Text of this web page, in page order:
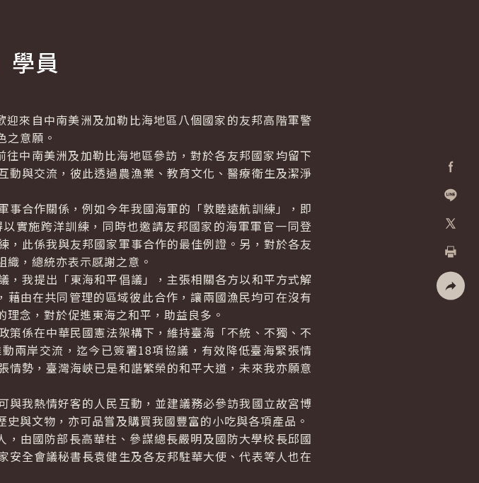
加入好
列印
學員
來自中南美洲及加勒比海地區八個國家的友邦高階軍警
之意願。
中南美洲及加勒比海地區參訪，對於各友邦國家均留下
與交流，彼此透過農漁業、教育文化、醫療衛生及潔淨
合作關係，例如今年我國海軍的「敦睦遠航訓練」，即
實施跨洋訓練，同時也邀請友邦國家的海軍軍官一同登
此係我與友邦國家軍事合作的最佳例證。另，對於各友
，總統亦表示感謝之意。
我提出「東海和平倡議」，主張相關各方以和平方式解
由在共同管理的區域彼此合作，讓兩國漁民均可在沒有
念，對於促進東海之和平，助益良多。
係在中華民國憲法架構下，維持臺海「不統、不獨、不
兩岸交流，迄今已簽署18項協議，有效降低臺海緊張情
勢，臺灣海峽已是和諧繁榮的和平大道，未來我亦願意
我熱情好客的人民互動，並建議務必參訪我國立故宮博
與文物，亦可品嘗及購買我國豐富的小吃與各項產品。
由國防部長高華柱、參謀總長嚴明及國防大學校長邱國
全會議秘書長袁健生及各友邦駐華大使、代表等人也在